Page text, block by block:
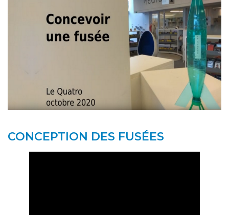
CONCEPTION DES FUSÉES